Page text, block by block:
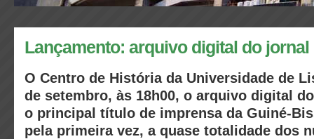
Lançamento: arquivo digital do jornal
O Centro de História da Universidade de
de setembro, às 18h00, o arquivo digital
o principal título de imprensa da Guiné-
pela primeira vez, a quase totalidade dos